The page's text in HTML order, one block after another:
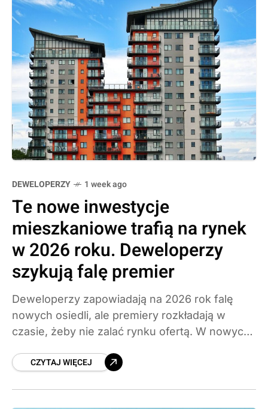
DEWELOPERZY 1 week ago
Te nowe inwestycje
mieszkaniowe trafią na rynek
w 2026 roku. Deweloperzy
szykują falę premier
Deweloperzy zapowiadają na 2026 rok falę
nowych osiedli, ale premiery rozkładają w
czasie, żeby nie zalać rynku ofertą. W nowych
pokojowe. Sprawdzamy, kto buduje najwięcej,
CZYTAJ WIĘCEJ